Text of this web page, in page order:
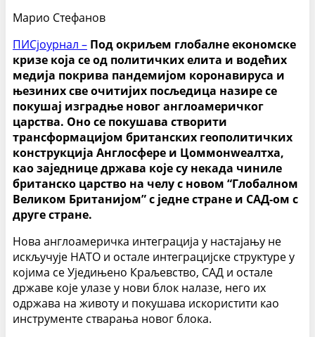
Марио Стефанов
ПИСјоурнал – Под окриљем глобалне економске
кризе која се од политичких елита и водећих
медија покрива пандемијом коронавируса и
њезиних све очитијих посљедица назире се
покушај изградње новог англоамеричког
царства. Оно се покушава створити
трансформацијом британских геополитичких
конструкција Англосфере и Цоммонwеалтха,
као заједнице држава које су некада чиниле
британско царство на челу с новом “Глобалном
Великом Британијом” с једне стране и САД-ом с
друге стране.
Нова англоамеричка интеграција у настајању не
искључује НАТО и остале интеграцијске структуре у
којима се Уједињено Краљевство, САД и остале
државе које улазе у нови блок налазе, него их
одржава на животу и покушава искористити као
инструменте стварања новог блока.